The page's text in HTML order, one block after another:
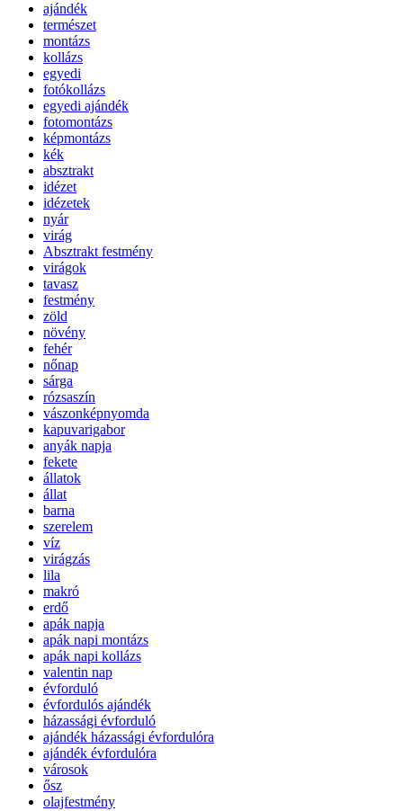
ajándék
természet
montázs
kollázs
egyedi
fotókollázs
egyedi ajándék
fotomontázs
képmontázs
kék
absztrakt
idézet
idézetek
nyár
virág
Absztrakt festmény
virágok
tavasz
festmény
zöld
növény
fehér
nőnap
sárga
rózsaszín
vászonképnyomda
kapuvarigabor
anyák napja
fekete
állatok
állat
barna
szerelem
víz
virágzás
lila
makró
erdő
apák napja
apák napi montázs
apák napi kollázs
valentin nap
évforduló
évfordulós ajándék
házassági évforduló
ajándék házassági évfordulóra
ajándék évfordulóra
városok
ősz
olajfestmény